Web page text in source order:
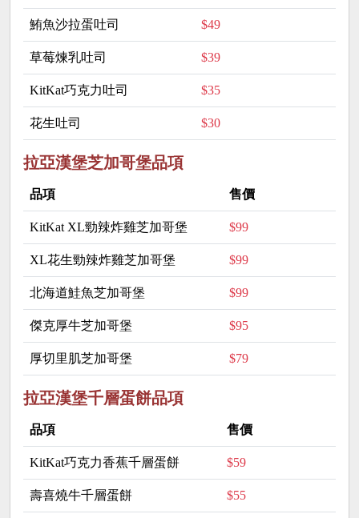
鮪魚沙拉蛋吐司 $49
草莓煉乳吐司 $39
KitKat巧克力吐司 $35
花生吐司 $30
拉亞漢堡芝加哥堡品項
品項 售價
KitKat XL勁辣炸雞芝加哥堡 $99
XL花生勁辣炸雞芝加哥堡 $99
北海道鮭魚芝加哥堡 $99
傑克厚牛芝加哥堡 $95
厚切里肌芝加哥堡 $79
拉亞漢堡千層蛋餅品項
品項 售價
KitKat巧克力香蕉千層蛋餅 $59
壽喜燒牛千層蛋餅 $55